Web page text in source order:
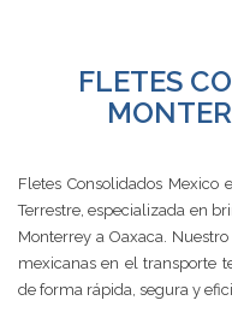
FLETES
Fletes Consolidados Mexico
Terrestre, especializada en
Monterrey a Oaxaca.
mexicanas en el transporte
de forma rápida, segura y